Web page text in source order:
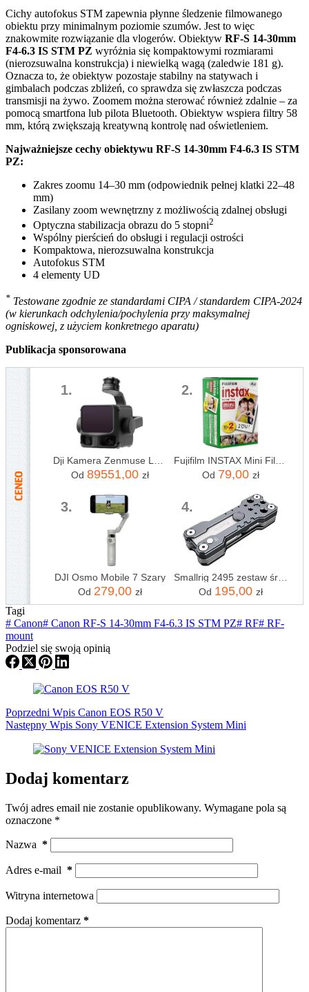
Cichy autofokus STM zapewnia płynne śledzenie filmowanego
obiektu przy minimalnym poziomie szumów. Jest to więc
znakowmite rozwiązanie dla vlogerów. Obiektyw RF-S 14-30mm
F4-6.3 IS STM PZ wyróżnia się kompaktowymi rozmiarami
(nierozsuwalna konstrukcja) i niewielką wagą (zaledwie 181 g).
Oznacza to, że obiektyw pozostaje stabilny na statywach i
gimbalach podczas zbliżeń, co sprawdza się zwłaszcza podczas
transmisji na żywo. Zoomem można sterować również zdalnie – za
pomocą smartfona lub pilota Bluetooth. Obiektyw wspiera filtry 58
mm, którą zwiększają kreatywną kontrolę nad oświetleniem.
Najważniejsze cechy obiektywu RF-S 14-30mm F4-6.3 IS STM
PZ:
Zakres zoomu 14–30 mm (odpowiednik pełnej klatki 22–48
mm)
Zasilany zoom wewnętrzny z możliwością zdalnej obsługi
Optyczna stabilizacja obrazu do 5 stopni2
Wspólny pierścień do obsługi i regulacji ostrości
Kompaktowa, nierozsuwalna konstrukcja
Autofokus STM
4 elementy UD
* Testowane zgodnie ze standardami CIPA / standardem CIPA-2024
(w kierunkach odchylenia/pochylenia przy maksymalnej
ogniskowej, z użyciem konkretnego aparatu)
Publikacja sponsorowana
1.
Dji Kamera Zenmuse L3 + CARE ENTERPRISE
Od 89551,00 zł
2.
Fujifilm INSTAX Mini Film - 20 szt.
Od 79,00 zł
3.
DJI Osmo Mobile 7 Szary
Od 279,00 zł
4.
Smallrig 2495 zestaw śrubokrętów składanych hunter (cl-2495)
Od 195,00 zł
Tagi
# Canon# Canon RF-S 14-30mm F4-6.3 IS STM PZ# RF# RF-
mount
Podziel się swoją opinią
Poprzedni Wpis Canon EOS R50 V
Następny Wpis Sony VENICE Extension System Mini
Dodaj komentarz
Twój adres email nie zostanie opublikowany. Wymagane pola są
oznaczone *
Nazwa *
Adres e-mail *
Witryna internetowa
Dodaj komentarz *